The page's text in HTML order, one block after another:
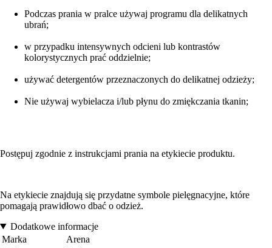
Podczas prania w pralce używaj programu dla delikatnych
ubrań;
w przypadku intensywnych odcieni lub kontrastów
kolorystycznych prać oddzielnie;
używać detergentów przeznaczonych do delikatnej odzieży;
Nie używaj wybielacza i/lub płynu do zmiękczania tkanin;
Postępuj zgodnie z instrukcjami prania na etykiecie produktu.
Na etykiecie znajdują się przydatne symbole pielęgnacyjne, które
pomagają prawidłowo dbać o odzież.
Dodatkowe informacje
Marka
Arena